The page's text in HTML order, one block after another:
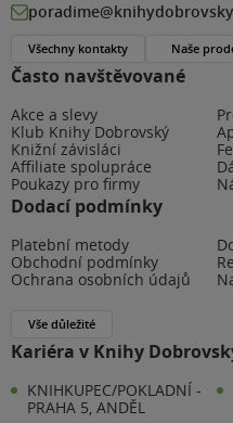
Často navštěvované
Akce a slevy
Klub Knihy Dobrovský
Knižní závisláci
Affiliate spolupráce
Poukazy pro firmy
Dodací podmínky
Platební metody
Obchodní podmínky
Ochrana osobních údajů
Vše důležité
Kariéra v Knihy
KNIHKUPEC/POKLADNÍ -
PRAHA 5, ANDĚL
Všechny kontakty Naše